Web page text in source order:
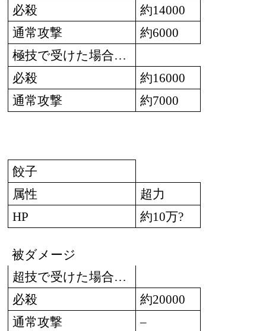
必殺 約14000
通常攻撃 約6000
極技で受けた場合…
必殺 約16000
通常攻撃 約7000
餃子
属性
超力
HP 約10万?
被ダメージ
超技で受けた場合…
必殺 約20000
通常攻撃 –